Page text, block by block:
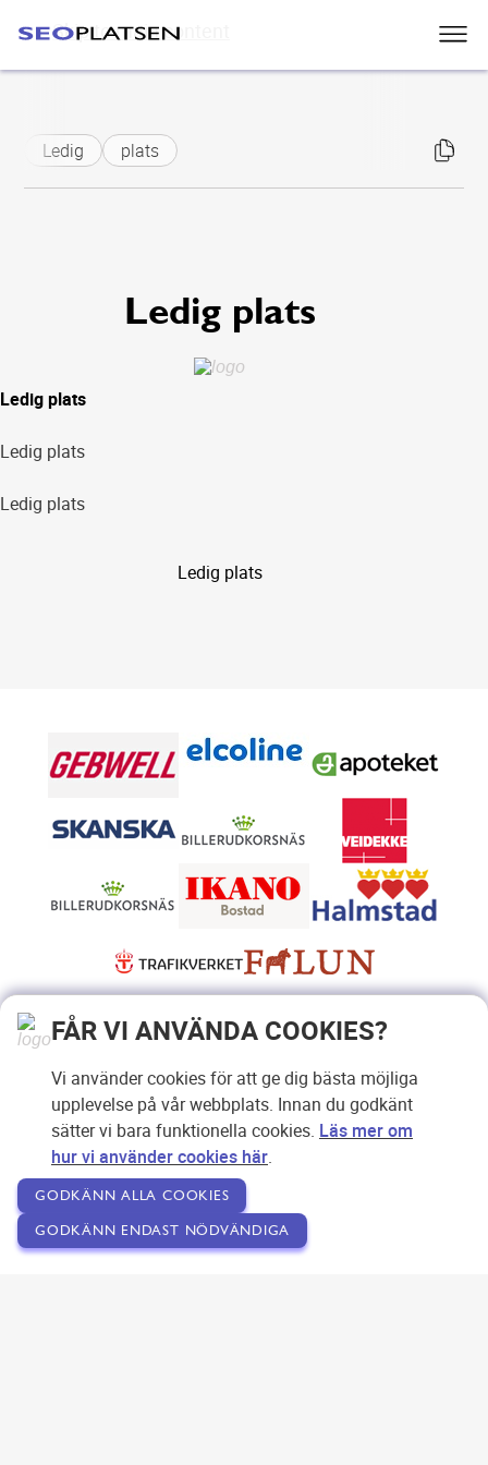
Skip to main content
Ledig plats
Ledig plats
Ledig plats
Ledig plats
Ledig plats
Ledig plats
FÅR VI ANVÄNDA COOKIES?
Vi använder cookies för att ge dig bästa möjliga
upplevelse på vår webbplats. Innan du godkänt
sätter vi bara funktionella cookies. Läs mer om
hur vi använder cookies här.
GODKÄNN ALLA COOKIES
GODKÄNN ENDAST NÖDVÄNDIGA